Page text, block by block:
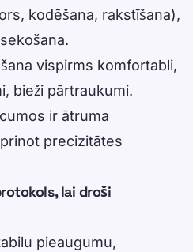
kodēšana, rakstīšana),
vispirms komfortabli,
bieži pārtraukumi.
ir ātruma
precizitātes
lai droši
pieaugumu,